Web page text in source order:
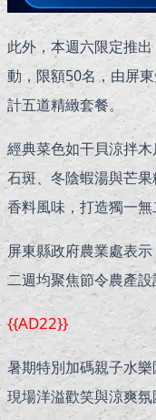
此外，本週六限定推
動，限額50名，由屏
計五道精緻套餐。
經典菜色如干貝涼拌
石斑、冬陰蝦湯與芒
香料風味，打造獨一無
屏東縣政府農業處表
二週均聚焦節令農產設
{{AD22}}
暑期特別加碼親子水
現場洋溢歡笑與涼爽氛